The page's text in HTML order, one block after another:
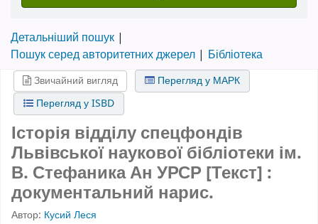
Детальніший пошук
Пошук серед авторитетних джерел
Бібліотека
Звичайний вигляд
Перегляд у МАРК
Перегляд у ISBD
Історія відділу спецфондів
Львівської наукової бібліотеки ім.
В. Стефаника Ан УРСР [Текст] :
документальний нарис.
Автор: Кусий Леся